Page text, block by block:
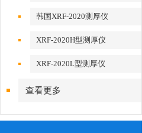
韩国XRF-2020测厚仪
XRF-2020H型测厚仪
XRF-2020L型测厚仪
查看更多